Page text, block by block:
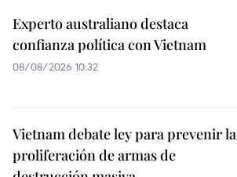
Experto australiano destaca
confianza política con Vietnam
08/08/2026 10:32
Vietnam debate ley para prevenir la
proliferación de armas de